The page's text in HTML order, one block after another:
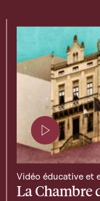
Page contenant
La Chambre
Vidéo éducative et